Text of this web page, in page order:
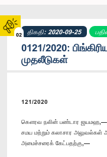
02 திகதி: 2020-09-25
0121/2020:
முதலீடுகள்
121/2020
கௌரவ நலின் பண்டார ஜயமஹ,—
சமய மற்றும் கலாசார அலுவல்கள்
அமைச்சரைக் கேட்பதற்கு,—